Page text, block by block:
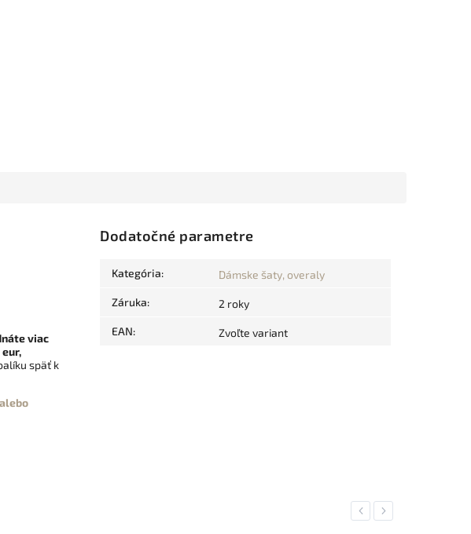
viac
späť k
Dodatočné parametre
Kategória: Dámske šaty, overaly
Záruka: 2 roky
EAN: Zvoľte variant
Previous
Next